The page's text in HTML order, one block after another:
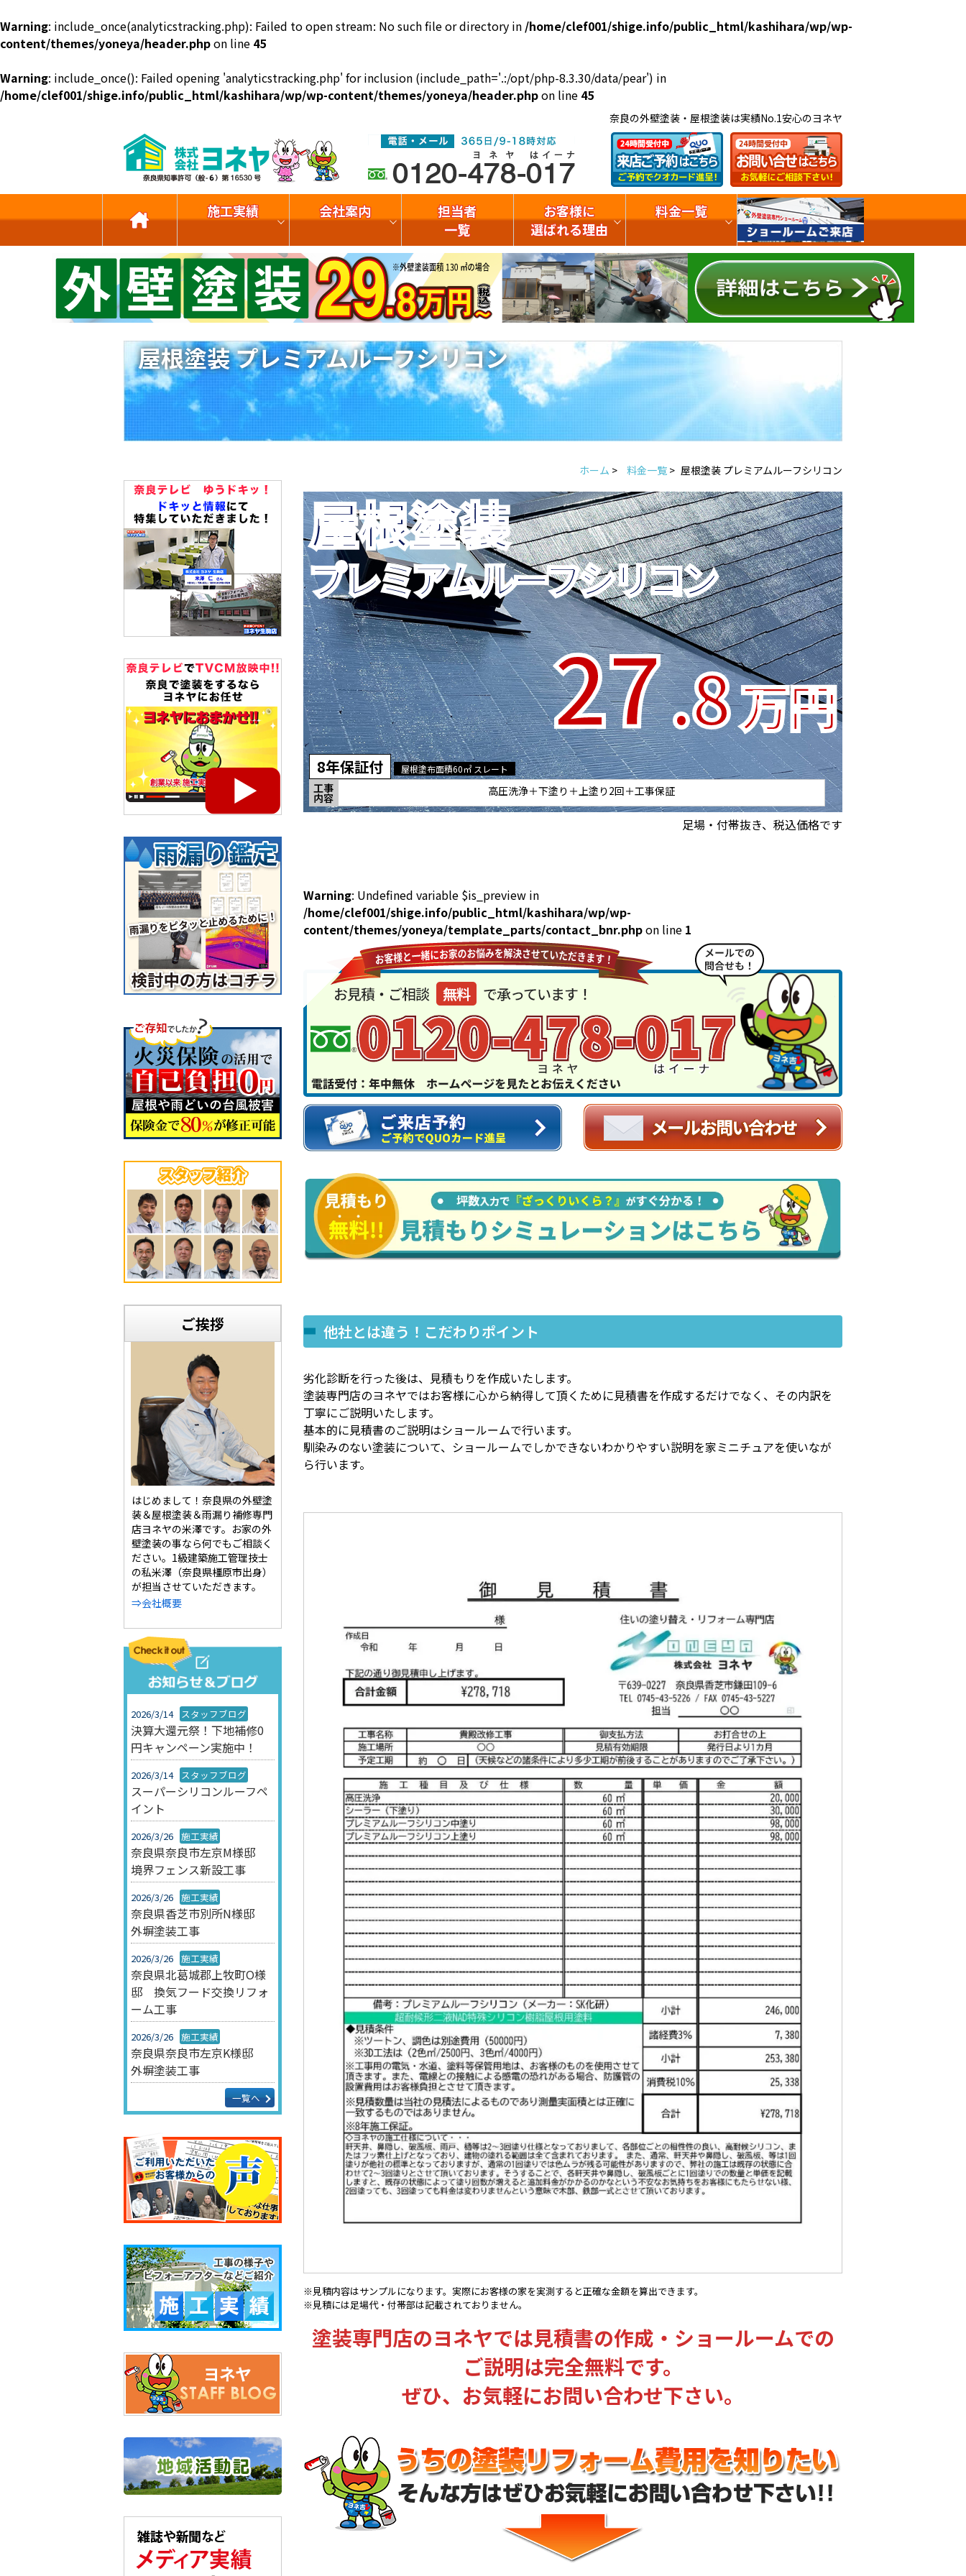
Warning: include_once(analyticstracking.php): Failed to open stream: No such file or directory in /home/clef001/shige.info/public_html/kashihara/wp/wp-
content/themes/yoneya/header.phpon line 45
Warning: include_once(): Failed opening 'analyticstracking.php' for inclusion (include_path='.:/opt/php-8.3.30/data/pear') in
/home/clef001/shige.info/public_html/kashihara/wp/wp-content/themes/yoneya/header.phpon line 45
奈良の外壁塗装・屋根塗装は実績No.1安心のヨネヤ
施工実績 会社案内
担当者
一覧
お客様に
選ばれる理由
料金一覧
屋根塗装 プレミアムルーフシリコン
ご挨拶
はじめまして！奈良県の外壁塗
装＆屋根塗装＆雨漏り補修専門
店ヨネヤの米澤です。お家の外
壁塗装の事なら何でもご相談く
ださい。1級建築施工管理技士
の私米澤（奈良県橿原市出身）
が担当させていただきます。
⇒会社概要
2026/3/14 スタッフブログ
決算大還元祭！下地補修0
円キャンペーン実施中！
2026/3/14 スタッフブログ
スーパーシリコンルーフペ
イント
2026/3/26 施工実績
奈良県奈良市左京M様邸
境界フェンス新設工事
2026/3/26 施工実績
奈良県香芝市別所N様邸
外塀塗装工事
2026/3/26 施工実績
奈良県北葛城郡上牧町O様
邸 換気フード交換リフォ
ーム工事
2026/3/26 施工実績
奈良県奈良市左京K様邸
外塀塗装工事
一覧へ
ホーム > 料金一覧 > 屋根塗装 プレミアムルーフシリコン
屋根塗装
プレミアムルーフシリコン
27.8万円
8年保証付 屋根塗布面積60㎡ スレート
工事
内容 高圧洗浄＋下塗り＋上塗り2回＋工事保証
足場・付帯抜き、税込価格です
Warning: Undefined variable $is_preview in
/home/clef001/shige.info/public_html/kashihara/wp/wp-
content/themes/yoneya/template_parts/contact_bnr.phpon line 1
他社とは違う！こだわりポイント
劣化診断を行った後は、見積もりを作成いたします。
塗装専門店のヨネヤではお客様に心から納得して頂くために見積書を作成するだけでなく、その内訳を
丁寧にご説明いたします。
基本的に見積書のご説明はショールームで行います。
馴染みのない塗装について、ショールームでしかできないわかりやすい説明を家ミニチュアを使いなが
ら行います。
※見積内容はサンプルになります。実際にお客様の家を実測すると正確な金額を算出できます。
※見積には足場代・付帯部は記載されておりません。
塗装専門店のヨネヤでは見積書の作成・ショールームでの
ご説明は完全無料です。
ぜひ、お気軽にお問い合わせ下さい。